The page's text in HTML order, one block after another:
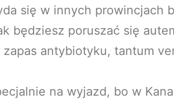
się w innych prowincjach
będziesz poruszać się
antybiotyku, tantum
na wyjazd, bo w